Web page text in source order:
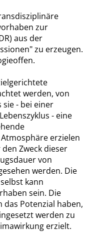
zur
aus der
zu erzeugen.
werden, von
- bei einer
- eine
erzielen
Zweck dieser
von
werden. Die
kann
sein. Die
Potenzial haben,
werden zu
erzielt.